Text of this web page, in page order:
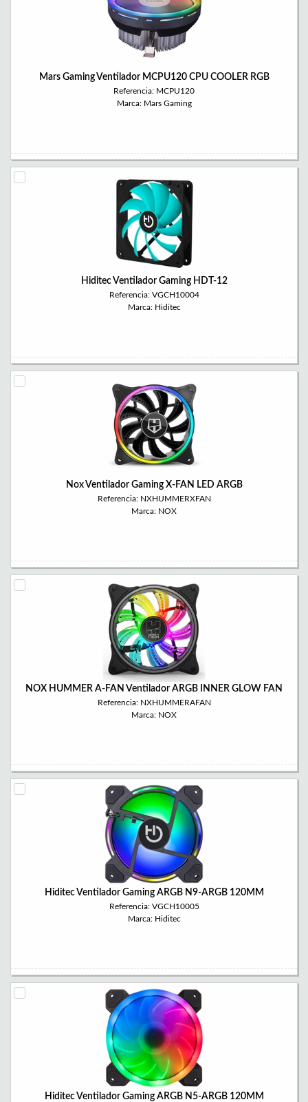
Mars Gaming Ventilador MCPU120 CPU COOLER RGB
Referencia: MCPU120
Marca: Mars Gaming
Hiditec Ventilador Gaming HDT-12
Referencia: VGCH10004
Marca: Hiditec
Nox Ventilador Gaming X-FAN LED ARGB
Referencia: NXHUMMERXFAN
Marca: NOX
NOX HUMMER A-FAN Ventilador ARGB INNER GLOW FAN
Referencia: NXHUMMERAFAN
Marca: NOX
Hiditec Ventilador Gaming ARGB N9-ARGB 120MM
Referencia: VGCH10005
Marca: Hiditec
Hiditec Ventilador Gaming ARGB N5-ARGB 120MM